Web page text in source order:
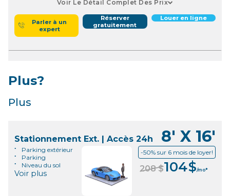
Voir Le Détail Complet Des Prix
Parler à un
expert
Réserver
gratuitement
Louer en ligne
Plus?
Plus
Stationnement Ext. | Accès 24h 8' X 16'
Parking extérieur
Parking
Niveau du sol
Voir plus
-50% sur 6 mois de loyer!
208$104$/mo*